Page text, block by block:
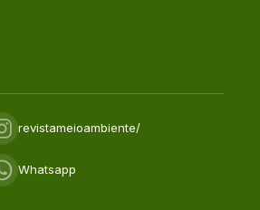
revistameioambiente/
Whatsapp